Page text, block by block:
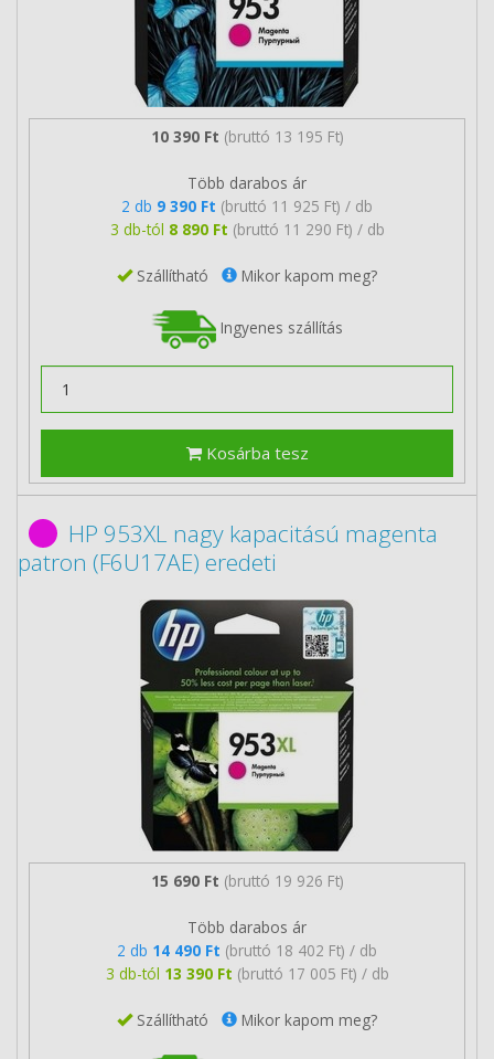
10 390 Ft (bruttó 13 195 Ft)
Több darabos ár
2 db 9 390 Ft (bruttó 11 925 Ft) / db
3 db-tól 8 890 Ft (bruttó 11 290 Ft) / db
Szállítható Mikor kapom meg?
Ingyenes szállítás
Kosárba tesz
HP 953XL nagy kapacitású magenta
patron (F6U17AE) eredeti
15 690 Ft (bruttó 19 926 Ft)
Több darabos ár
2 db 14 490 Ft (bruttó 18 402 Ft) / db
3 db-tól 13 390 Ft (bruttó 17 005 Ft) / db
Szállítható Mikor kapom meg?